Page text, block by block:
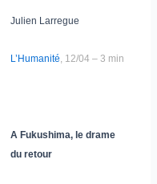
Julien Larregue
L’Humanité, 12/04 – 3 min
A Fukushima, le drame
du retour